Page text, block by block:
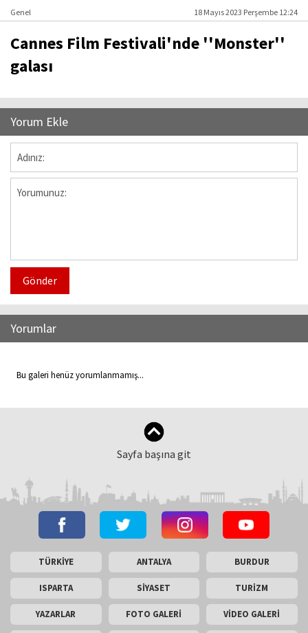
Genel 18 Mayıs 2023 Perşembe 12:24
Cannes Film Festivali'nde ''Monster''
galası
Yorum Ekle
Gönder
Yorumlar
Bu galeri henüz yorumlanmamış...
Sayfa başına git
TÜRKİYE ANTALYA BURDUR
ISPARTA SİYASET TURİZM
YAZARLAR FOTO GALERİ VİDEO GALERİ